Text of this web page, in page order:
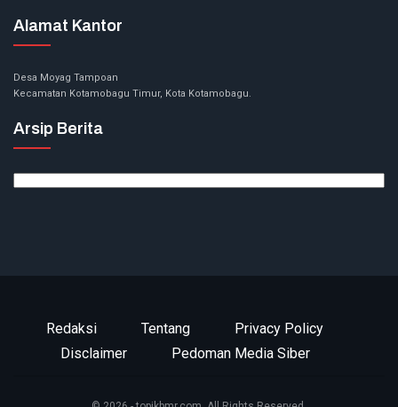
Alamat Kantor
Desa Moyag Tampoan
Kecamatan Kotamobagu Timur, Kota Kotamobagu.
Arsip Berita
Redaksi Tentang
Privacy Policy
Disclaimer
Pedoman Media Siber